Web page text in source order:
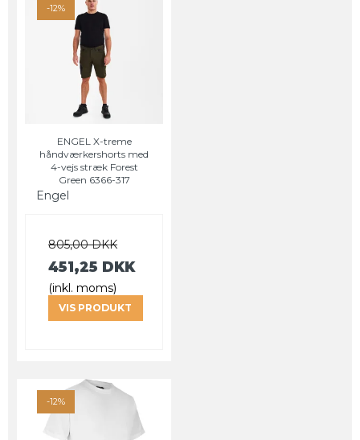
-12%
ENGEL X-treme
håndværkershorts med
4-vejs stræk Forest
Green 6366-317
Engel
805,00 DKK
451,25 DKK
(inkl. moms)
VIS PRODUKT
-12%